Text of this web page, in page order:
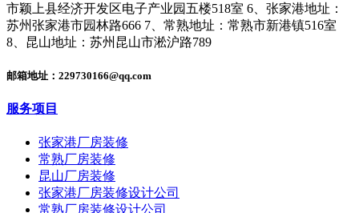
市颖上县经济开发区电子产业园五楼518室 6、张家港地址：
苏州张家港市园林路666 7、常熟地址：常熟市新港镇516室
8、昆山地址：苏州昆山市淞沪路789
邮箱地址：229730166@qq.com
服务项目
张家港厂房装修
常熟厂房装修
昆山厂房装修
张家港厂房装修设计公司
常熟厂房装修设计公司